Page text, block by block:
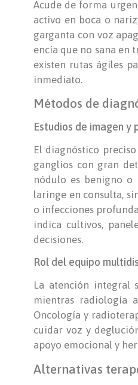
Acude de forma
activo en boca o
garganta con voz
encía que no sana en
existen rutas ágiles
inmediato.
Métodos de
Estudios de imagen
El diagnóstico
ganglios con gran
nódulo es benigno o
laringe en consulta,
o infecciones
indica cultivos,
decisiones.
Rol del equipo
La atención integral
mientras radiología
Oncología y
cuidar voz y
apoyo emocional y
Alternativas